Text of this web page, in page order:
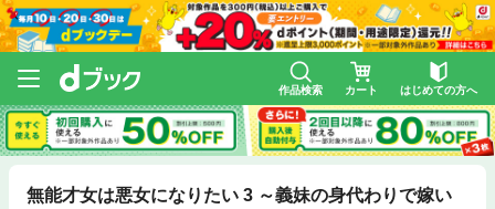
作品検索 カート はじめての方へ
無能才女は悪女になりたい 3 ～義妹の身代わりで嫁い